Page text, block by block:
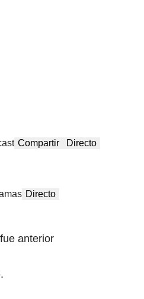
Compartir Directo
Directo
anterior